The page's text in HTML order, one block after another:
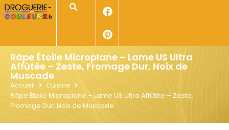
Rechercher
Râpe Étoile Microplane – Lame US Ultra
Affûtée – Zeste, Fromage Dur, Noix de
Muscade
Accueil
Cuisine
Râpe Étoile Microplane – Lame US Ultra Affûtée – Zeste,
Fromage Dur, Noix de Muscade
Panneau de gestion des cookies